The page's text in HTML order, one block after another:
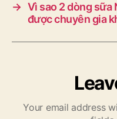
→ Vì sao 2 dòng sữa
được chuyên gia
Your email address